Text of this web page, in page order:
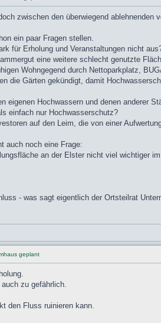
zwischen den überwiegend ablehnenden
ein paar Fragen stellen.
für Erholung und Veranstaltungen nicht
eine weitere schlecht genutzte
Wohngegend durch Nettoparkplatz,
die Gärten gekündigt, damit
eigenen Hochwassern und denen anderer
einfach nur Hochwasserschutz?
auf den Leim, die von einer
auch noch eine Frage:
an der Elster nicht viel wichtiger
- was sagt eigentlich der Ortsteilrat
geplant
zu gefährlich.
den Fluss ruinieren kann.